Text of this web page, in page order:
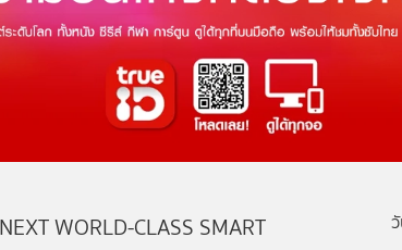
WORLD-CLASS SMART